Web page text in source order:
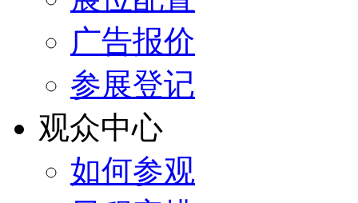
广告报价
参展登记
观众中心
如何参观